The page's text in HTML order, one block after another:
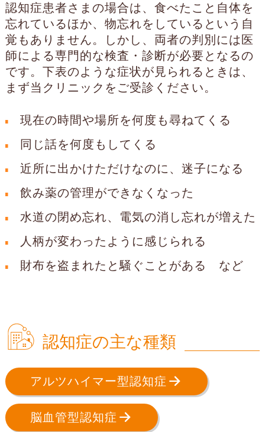
認知症患者さまの場合は、食べたこと自体を
忘れているほか、物忘れをしているという自
覚もありません。しかし、両者の判別には医
師による専門的な検査・診断が必要となるの
です。下表のような症状が見られるときは、
まず当クリニックをご受診ください。
現在の時間や場所を何度も尋ねてくる
同じ話を何度もしてくる
近所に出かけただけなのに、迷子になる
飲み薬の管理ができなくなった
水道の閉め忘れ、電気の消し忘れが増えた
人柄が変わったように感じられる
財布を盗まれたと騒ぐことがある など
認知症の主な種類
アルツハイマー型認知症
脳血管型認知症